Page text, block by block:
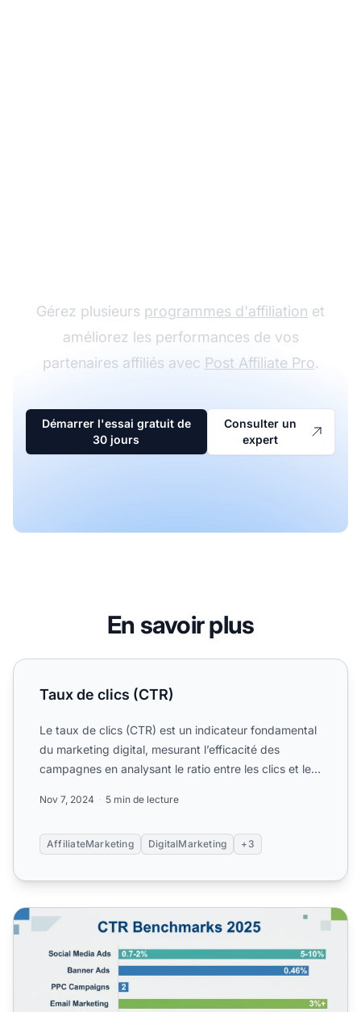
Gérez plusieurs programmes d'affiliation et
améliorez les performances de vos
partenaires affiliés avec Post Affiliate Pro.
Démarrer l'essai gratuit de
30 jours
Consulter un
expert
En savoir plus
Taux de clics (CTR)
Taux de clics (CTR)
Le taux de clics (CTR) est un indicateur fondamental
du marketing digital, mesurant l’efficacité des
campagnes en analysant le ratio entre les clics et les
Nov 7, 2024 5 min de lecture
AffiliateMarketing DigitalMarketing +3
Quel est un bon taux de clicsxa0? Références CTR 2025